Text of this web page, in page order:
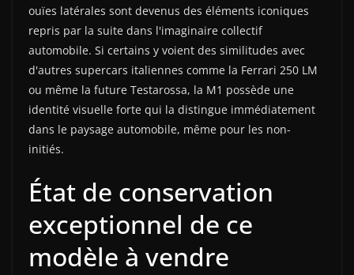
ouïes latérales sont devenus des éléments iconiques
repris par la suite dans l'imaginaire collectif
automobile. Si certains y voient des similitudes avec
d'autres supercars italiennes comme la Ferrari 250 LM
ou même la future Testarossa, la M1 possède une
identité visuelle forte qui la distingue immédiatement
dans le paysage automobile, même pour les non-
initiés.
État de conservation
exceptionnel de ce
modèle à vendre